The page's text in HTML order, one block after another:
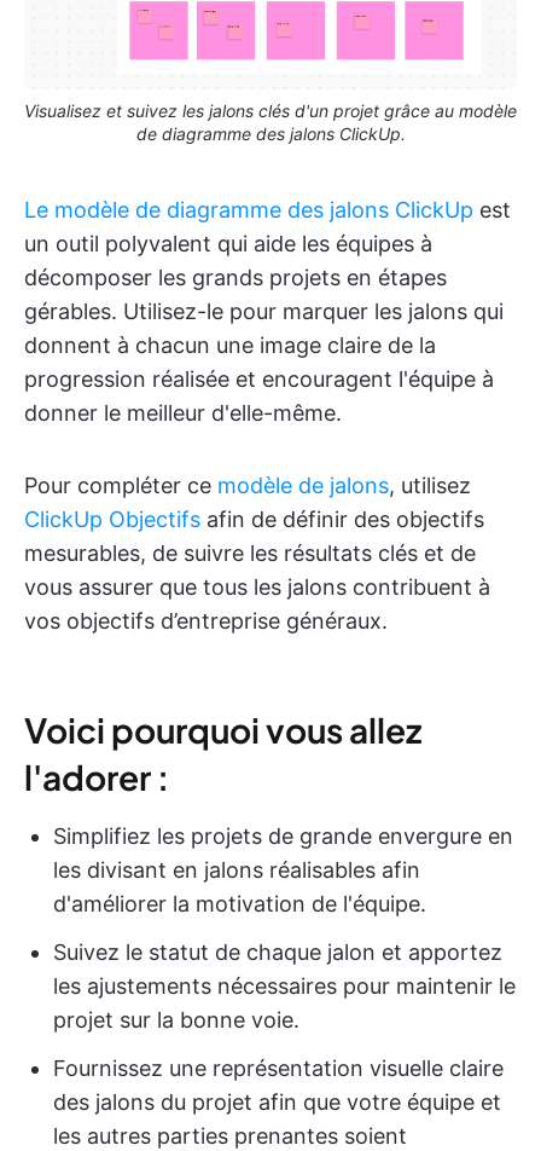
Visualisez et suivez les jalons clés d'un projet grâce au modèle
de diagramme des jalons ClickUp.
Le modèle de diagramme des jalons ClickUp est
un outil polyvalent qui aide les équipes à
décomposer les grands projets en étapes
gérables. Utilisez-le pour marquer les jalons qui
donnent à chacun une image claire de la
progression réalisée et encouragent l'équipe à
donner le meilleur d'elle-même.
Pour compléter ce modèle de jalons, utilisez
ClickUp Objectifs afin de définir des objectifs
mesurables, de suivre les résultats clés et de
vous assurer que tous les jalons contribuent à
vos objectifs d’entreprise généraux.
Voici pourquoi vous allez
l'adorer :
Simplifiez les projets de grande envergure en
les divisant en jalons réalisables afin
d'améliorer la motivation de l'équipe.
Suivez le statut de chaque jalon et apportez
les ajustements nécessaires pour maintenir le
projet sur la bonne voie.
Fournissez une représentation visuelle claire
des jalons du projet afin que votre équipe et
les autres parties prenantes soient